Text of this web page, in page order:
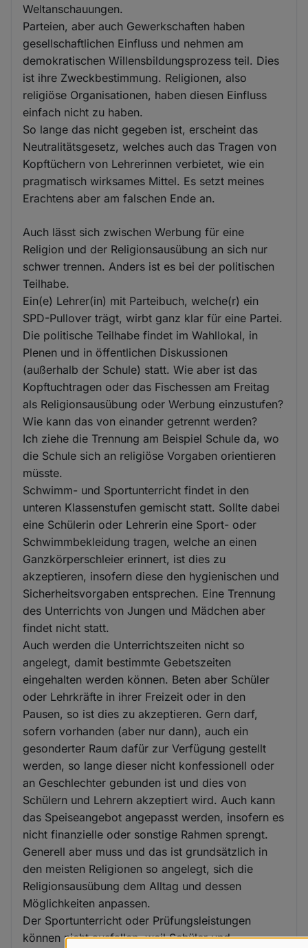
Weltanschauungen.
Parteien, aber auch Gewerkschaften haben
gesellschaftlichen Einfluss und nehmen am
demokratischen Willensbildungsprozess teil. Dies
ist ihre Zweckbestimmung. Religionen, also
religiöse Organisationen, haben diesen Einfluss
einfach nicht zu haben.
So lange das nicht gegeben ist, erscheint das
Neutralitätsgesetz, welches auch das Tragen von
Kopftüchern von Lehrerinnen verbietet, wie ein
pragmatisch wirksames Mittel. Es setzt meines
Erachtens aber am falschen Ende an.
Auch lässt sich zwischen Werbung für eine
Religion und der Religionsausübung an sich nur
schwer trennen. Anders ist es bei der politischen
Teilhabe.
Ein(e) Lehrer(in) mit Parteibuch, welche(r) ein
SPD-Pullover trägt, wirbt ganz klar für eine Partei.
Die politische Teilhabe findet im Wahllokal, in
Plenen und in öffentlichen Diskussionen
(außerhalb der Schule) statt. Wie aber ist das
Kopftuchtragen oder das Fischessen am Freitag
als Religionsausübung oder Werbung einzustufen?
Wie kann das von einander getrennt werden?
Ich ziehe die Trennung am Beispiel Schule da, wo
die Schule sich an religiöse Vorgaben orientieren
müsste.
Schwimm- und Sportunterricht findet in den
unteren Klassenstufen gemischt statt. Sollte dabei
eine Schülerin oder Lehrerin eine Sport- oder
Schwimmbekleidung tragen, welche an einen
Ganzkörperschleier erinnert, ist dies zu
akzeptieren, insofern diese den hygienischen und
Sicherheitsvorgaben entsprechen. Eine Trennung
des Unterrichts von Jungen und Mädchen aber
findet nicht statt.
Auch werden die Unterrichtszeiten nicht so
angelegt, damit bestimmte Gebetszeiten
eingehalten werden können. Beten aber Schüler
oder Lehrkräfte in ihrer Freizeit oder in den
Pausen, so ist dies zu akzeptieren. Gern darf,
sofern vorhanden (aber nur dann), auch ein
gesonderter Raum dafür zur Verfügung gestellt
werden, so lange dieser nicht konfessionell oder
an Geschlechter gebunden ist und dies von
Schülern und Lehrern akzeptiert wird. Auch kann
das Speiseangebot angepasst werden, insofern es
nicht finanzielle oder sonstige Rahmen sprengt.
Generell aber muss und das ist grundsätzlich in
den meisten Religionen so angelegt, sich die
Religionsausübung dem Alltag und dessen
Möglichkeiten anpassen.
Der Sportunterricht oder Prüfungsleistungen
können nicht ausfallen, weil Schüler und